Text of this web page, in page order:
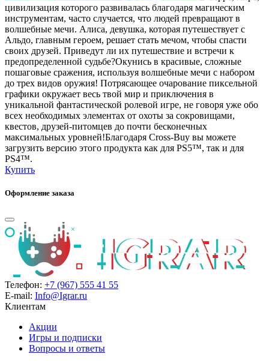
цивилизация которого развивалась благодаря магическим
инструментам, часто случается, что людей превращают в
волшебные мечи. Алиса, девушка, которая путешествует с
Альдо, главным героем, решает стать мечом, чтобы спасти
своих друзей. Приведут ли их путешествие и встречи к
предопределенной судьбе?Окунись в красивые, сложные
пошаговые сражения, используя волшебные мечи с набором
до трех видов оружия! Потрясающее очарование пиксельной
графики окружает весь твой мир и приключения в
уникальной фантастической ролевой игре, не говоря уже обо
всех необходимых элементах от охоты за сокровищами,
квестов, друзей-питомцев до почти бесконечных
максимальных уровней!Благодаря Cross-Buy вы можете
загрузить версию этого продукта как для PS5™, так и для
PS4™.
Купить
Оформление заказа
Телефон: +7 (967) 555 41 55
E-mail: Info@Igrar.ru
Клиентам
Акции
Игры и подписки
Вопросы и ответы